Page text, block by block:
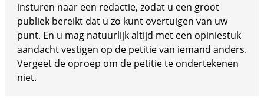
insturen naar een redactie, zodat u een groot
publiek bereikt dat u zo kunt overtuigen van uw
punt. En u mag natuurlijk altijd met een opiniestuk
aandacht vestigen op de petitie van iemand anders.
Vergeet de oproep om de petitie te ondertekenen
niet.